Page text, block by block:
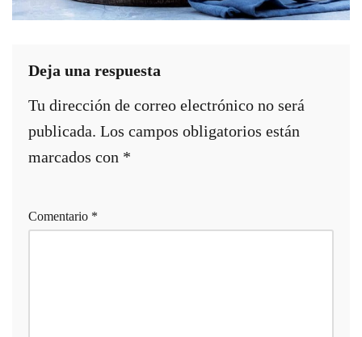
Deja una respuesta
Tu dirección de correo electrónico no será
publicada. Los campos obligatorios están
marcados con *
Comentario *